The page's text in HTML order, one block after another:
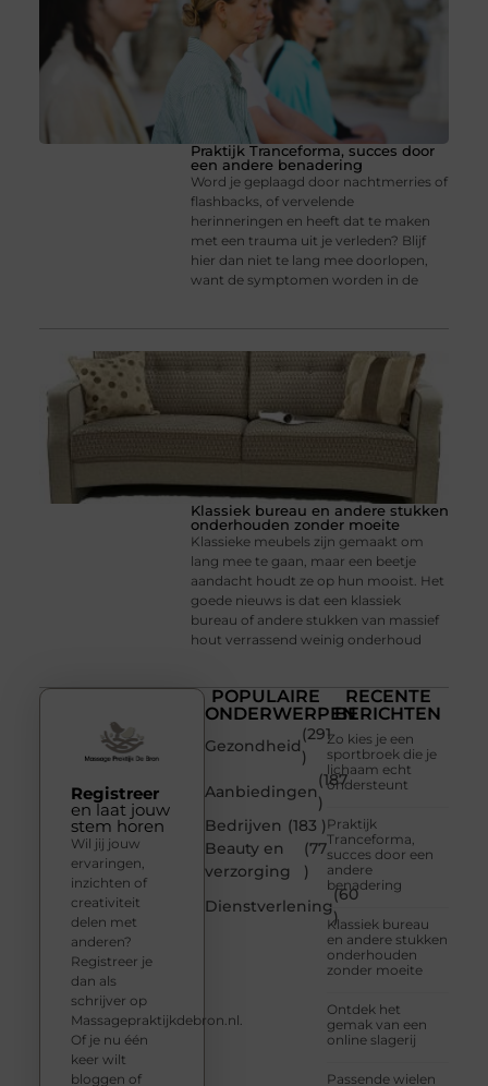
Praktijk Tranceforma, succes door
een andere benadering
Word je geplaagd door nachtmerries of
flashbacks, of vervelende
herinneringen en heeft dat te maken
met een trauma uit je verleden? Blijf
hier dan niet te lang mee doorlopen,
want de symptomen worden in de
Klassiek bureau en andere stukken
onderhouden zonder moeite
Klassieke meubels zijn gemaakt om
lang mee te gaan, maar een beetje
aandacht houdt ze op hun mooist. Het
goede nieuws is dat een klassiek
bureau of andere stukken van massief
hout verrassend weinig onderhoud
POPULAIRE
ONDERWERPEN
Gezondheid
(291
)
Aanbiedingen
(187
)
Bedrijven (183 )
Beauty en
verzorging
(77
)
Dienstverlening
(60
)
RECENTE
BERICHTEN
Zo kies je een
sportbroek die je
lichaam echt
ondersteunt
Praktijk
Tranceforma,
succes door een
andere
benadering
Klassiek bureau
en andere stukken
onderhouden
zonder moeite
Ontdek het
gemak van een
online slagerij
Passende wielen
Registreer
en laat jouw
stem horen
Wil jij jouw
ervaringen,
inzichten of
creativiteit
delen met
anderen?
Registreer je
dan als
schrijver op
Massagepraktijkdebron.nl.
Of je nu één
keer wilt
bloggen of